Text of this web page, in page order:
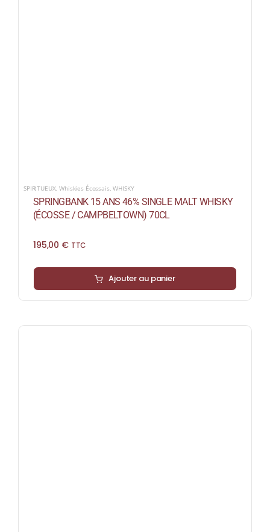
SPIRITUEUX,Whiskies Écossais,WHISKY
SPRINGBANK 15 ANS 46% SINGLE MALT WHISKY
(ÉCOSSE / CAMPBELTOWN) 70CL
195,00 € TTC
Ajouter au panier